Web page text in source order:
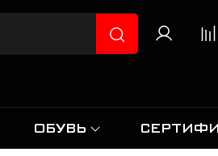
ОБУВЬ